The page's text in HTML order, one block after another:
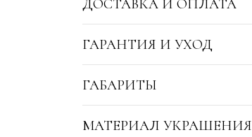
ДОСТАВКА И ОПЛАТА
ГАРАНТИЯ И УХОД
ГАБАРИТЫ
МАТЕРИАЛ УКРАШЕНИЯ